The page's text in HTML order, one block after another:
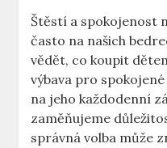
Štěstí a spokojenost
často na našich
vědět, co koupit
výbava pro
na jeho každodenní
zaměňujeme
správná volba může